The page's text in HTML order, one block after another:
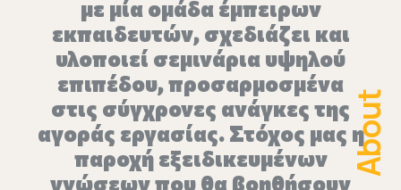
με μία ομάδα έμπειρων
εκπαιδευτών, σχεδιάζει και
υλοποιεί σεμινάρια υψηλού
επιπέδου, προσαρμοσμένα
στις σύγχρονες ανάγκες της
αγοράς εργασίας. Στόχος μας η
παροχή εξειδικευμένων
γνώσεων που θα βοηθήσουν
About